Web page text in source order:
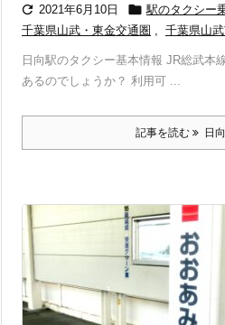
 2021年6月10日  駅のタクシー
千葉県山武・東金交通圏 , 千葉県山
日向駅のタクシー基本情報 JR総武本
あるのでしょうか？ 利用可 ...
記事を読む 日